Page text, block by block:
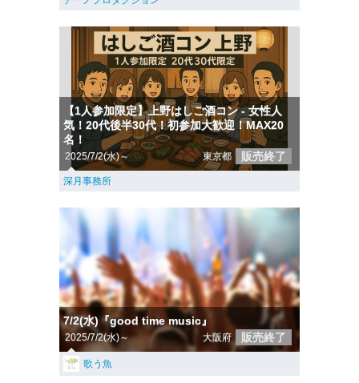
【1人参加限定】上野はしご酒コン - 女性人
気！20代後半30代！初参加大歓迎！MAX20
名！
2025/7/2(水)～ 東京都 販売終了
深月事務所
7/2(水)『good time music』
2025/7/2(水)～ 大阪府 販売終了
歌う魚